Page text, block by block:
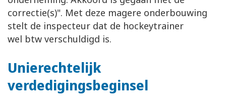
correctie(s)". Met deze magere onderbouwing
stelt de inspecteur dat de hockeytrainer
wel btw verschuldigd is.
Unierechtelijk
verdedigingsbeginsel